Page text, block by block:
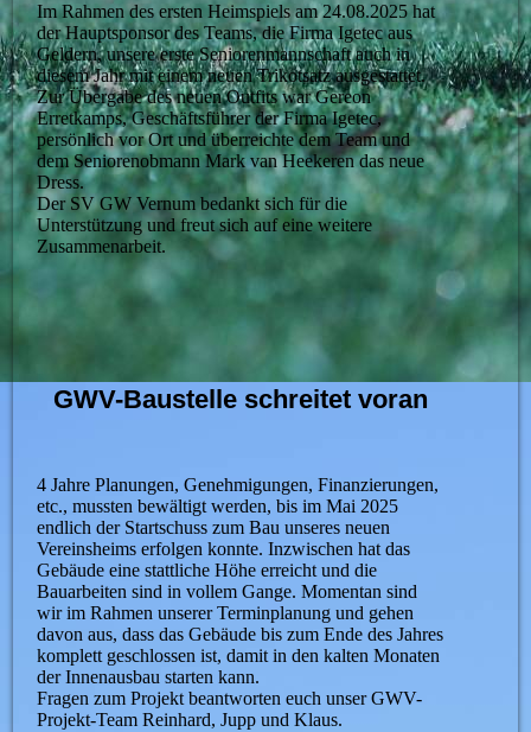
Im Rahmen des ersten Heimspiels am 24.08.2025 hat
der Hauptsponsor des Teams, die Firma Igetec aus
Geldern, unsere erste Seniorenmannschaft auch in
diesem Jahr mit einem neuen Trikotsatz ausgestattet.
Zur Übergabe des neuen Outfits war Gereon
Erretkamps, Geschäftsführer der Firma Igetec,
persönlich vor Ort und überreichte dem Team und
dem Seniorenobmann Mark van Heekeren das neue
Dress.
Der SV GW Vernum bedankt sich für die
Unterstützung und freut sich auf eine weitere
Zusammenarbeit.
GWV-Baustelle schreitet voran
4 Jahre Planungen, Genehmigungen, Finanzierungen,
etc., mussten bewältigt werden, bis im Mai 2025
endlich der Startschuss zum Bau unseres neuen
Vereinsheims erfolgen konnte. Inzwischen hat das
Gebäude eine stattliche Höhe erreicht und die
Bauarbeiten sind in vollem Gange. Momentan sind
wir im Rahmen unserer Terminplanung und gehen
davon aus, dass das Gebäude bis zum Ende des Jahres
komplett geschlossen ist, damit in den kalten Monaten
der Innenausbau starten kann.
Fragen zum Projekt beantworten euch unser GWV-
Projekt-Team Reinhard, Jupp und Klaus.